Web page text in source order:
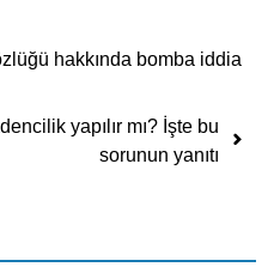
hakkında bomba iddia
yapılır mı? İşte bu
sorunun yanıtı